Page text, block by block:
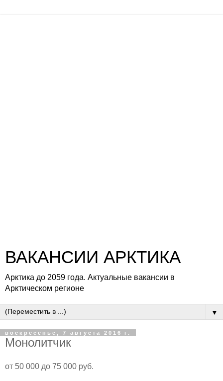
ВАКАНСИИ АРКТИКА
Арктика до 2059 года. Актуальные вакансии в
Арктическом регионе
▼
воскресенье, 7 августа 2016 г.
Монолитчик
от 50 000 до 75 000 руб.